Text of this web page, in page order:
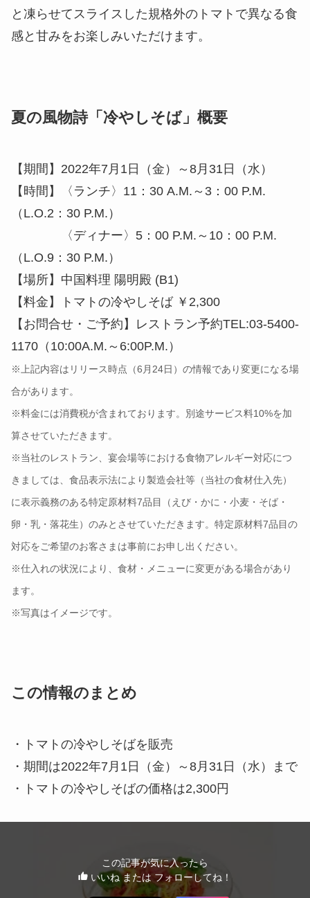
と凍らせてスライスした規格外のトマトで異なる食
感と甘みをお楽しみいただけます。
夏の風物詩「冷やしそば」概要
【期間】2022年7月1日（金）～8月31日（水）
【時間】〈ランチ〉11：30 A.M.～3：00 P.M.
（L.O.2：30 P.M.）
〈ディナー〉5：00 P.M.～10：00 P.M.
（L.O.9：30 P.M.）
【場所】中国料理 陽明殿 (B1)
【料金】トマトの冷やしそば ￥2,300
【お問合せ・ご予約】レストラン予約TEL:03-5400-
1170（10:00A.M.～6:00P.M.）
※上記内容はリリース時点（6月24日）の情報であり変更になる場
合があります。
※料金には消費税が含まれております。別途サービス料10%を加
算させていただきます。
※当社のレストラン、宴会場等における食物アレルギー対応につ
きましては、食品表示法により製造会社等（当社の食材仕入先）
に表示義務のある特定原材料7品目（えび・かに・小麦・そば・
卵・乳・落花生）のみとさせていただきます。特定原材料7品目の
対応をご希望のお客さまは事前にお申し出ください。
※仕入れの状況により、食材・メニューに変更がある場合があり
ます。
※写真はイメージです。
この情報のまとめ
・トマトの冷やしそばを販売
・期間は2022年7月1日（金）～8月31日（水）まで
・トマトの冷やしそばの価格は2,300円
この記事が気に入ったら
いいね または フォローしてね！